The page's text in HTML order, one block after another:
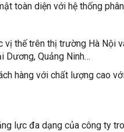
diện với hệ thống phân
thế trên thị trường Hà Nội
Dương, Quảng Ninh…
hàng với chất lượng cao
lực đa dạng của công ty